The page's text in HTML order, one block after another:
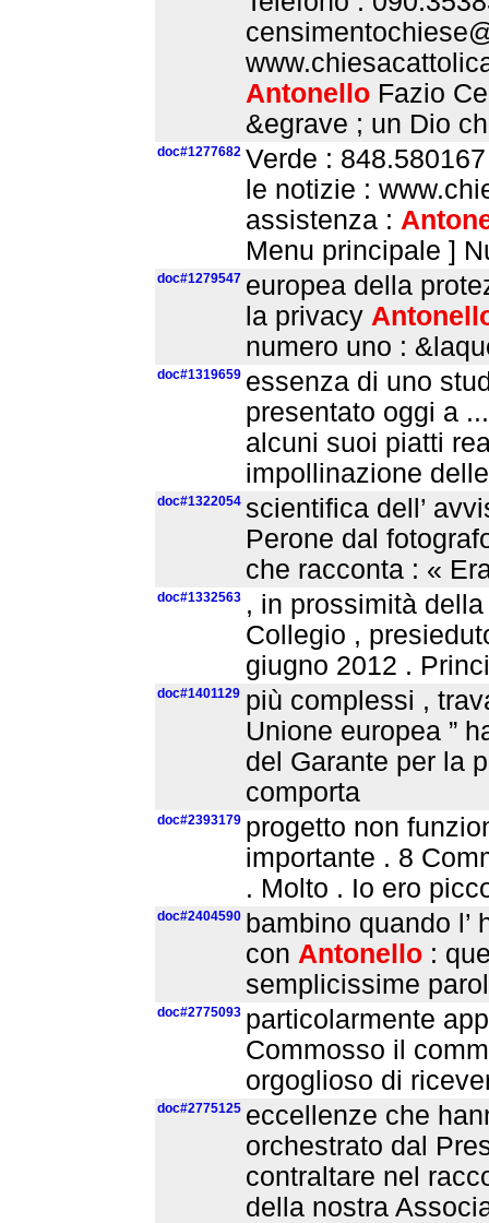
Antonello Fazio
&egrave ; un Dio
doc#1277682 Verde :
le notizie :
assistenza :
Menu principale ]
doc#1279547 europea della
la privacy
numero uno :
doc#1319659 essenza di uno
presentato oggi a
alcuni suoi piatti
impollinazione
doc#1322054 scientifica dell’
Perone dal
che racconta : «
doc#1332563 , in prossimità
Collegio ,
giugno 2012 .
doc#1401129 più complessi ,
Unione europea ”
del Garante per la
comporta
doc#2393179 progetto non
importante . 8
. Molto . Io ero
doc#2404590 bambino quando l’
con Antonello :
semplicissime
doc#2775093 particolarmente
Commosso il
orgoglioso di
doc#2775125 eccellenze che
orchestrato dal
contraltare nel
della nostra